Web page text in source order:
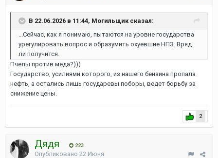
В 22.06.2026 в 11:44, Могильщик сказал:
...Сейчас, как я понимаю, пытаются на уровне государства
урегулировать вопрос и образумить охуевшие НПЗ. Вряд
ли получится.
Пчелы против меда?)))
Государство, усилиями которого, из нашего бензина пропала
нефть, а остались лишь государевы поборы, ведет борьбу за
снижение цены.
2
Дядя 223
Опубликовано 22 Июня